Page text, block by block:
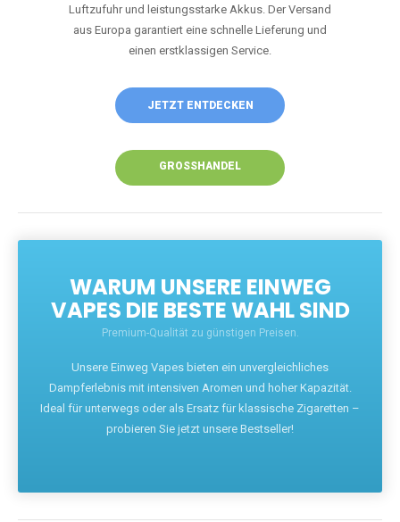
Luftzufuhr und leistungsstarke Akkus. Der Versand
aus Europa garantiert eine schnelle Lieferung und
einen erstklassigen Service.
JETZT ENTDECKEN
GROSSHANDEL
WARUM UNSERE EINWEG
VAPES DIE BESTE WAHL SIND
Premium-Qualität zu günstigen Preisen.
Unsere Einweg Vapes bieten ein unvergleichliches
Dampferlebnis mit intensiven Aromen und hoher Kapazität.
Ideal für unterwegs oder als Ersatz für klassische Zigaretten –
probieren Sie jetzt unsere Bestseller!